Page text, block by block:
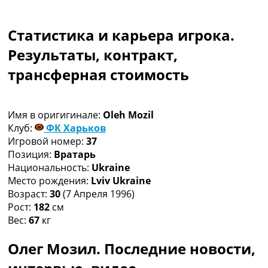
Чемпионат Мира
Украина. Премьер-Лига
Украина. Первая Лига
Лига Чемпионов
Другие Турниры >>>
Таблицы
Таблицы групп Чемпионата Мира
Украина. Премьер-Лига
Украина. Первая Лига
Лига Чемпионов. Таблицы групп
Англия. Премьер-Лига
Испания. Ла Лига
Рейтинг стран УЕФА
Статистика и карьера игрока.
Результаты, контракт,
трансферная стоимость
Имя в оригигинале: Oleh Mozil
Клуб:
ФК Харьков
Игровой номер: 37
Позиция: Вратарь
Национальность: Ukraine
Место рождения: Lviv Ukraine
Возраст: 30(7 Апреля 1996)
Рост: 182 см
Вес: 67 кг
Олег Мозил. Последние новости,